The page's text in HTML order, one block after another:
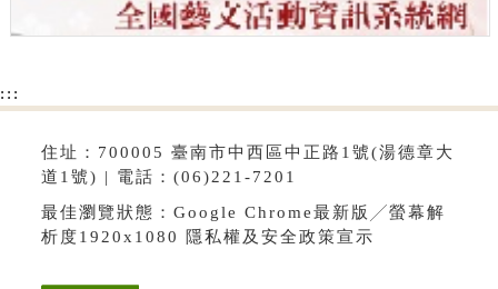
:::
住址：700005 臺南市中西區中正路1號(湯德章大
道1號) | 電話：(06)221-7201
最佳瀏覽狀態：Google Chrome最新版╱螢幕解
析度1920x1080 隱私權及安全政策宣示